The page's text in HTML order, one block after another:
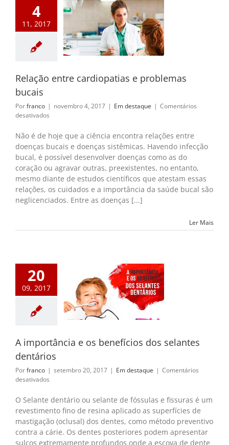
4
11, 2017
cardiopatias
destaque
Relação entre cardiopatias e problemas
bucais
Porfranco | novembro 4, 2017 | Em destaque | Comentários
desativados
entre
cardiopatias
e
problemas
bucais
Não é de hoje que a ciência encontra relações entre
doenças bucais e doenças sistêmicas. Havendo infecção
bucal, é possível desenvolver doenças como as do
coração ou agravar outras, preexistentes, no entanto,
mesmo diante de estudos científicos que atestam essas
relações, os cuidados e a importância da saúde bucal são
neglicenciados. Entre as doenças [...]
Ler Mais
20
09, 2017
e os
dos selantes
destaque
A importância e os benefícios dos selantes
dentários
Porfranco | setembro 20, 2017 | Em destaque | Comentários
desativados
importância
os
benefícios
dos
selantes
O Selante dentário ou selante de fóssulas e fissuras é um
revestimento fino de resina aplicado as superfícies de
mastigação (oclusal) dos dentes, como método preventivo
contra a cárie. Os dentes posteriores podem apresentar
sulcos extremamente profundos onde a escova de dente